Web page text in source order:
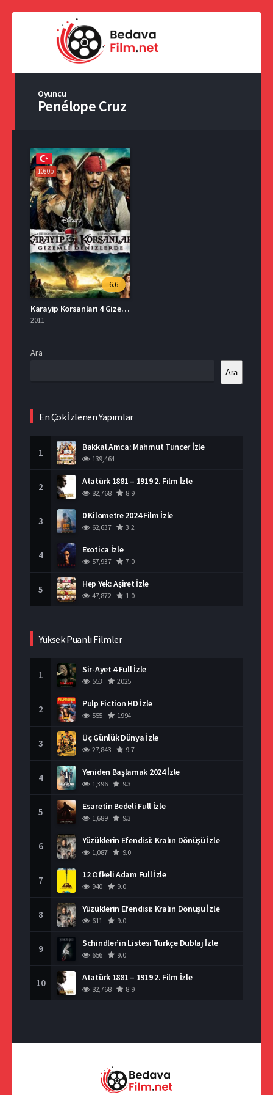
Oyuncu
Penélope Cruz
1080p
6.6
Karayip Korsanları 4 Gizemli Denizlerde İzle
2011
Ara
Ara
En Çok İzlenen Yapımlar
1 Bakkal Amca: Mahmut Tuncer İzle
139,464
2 Atatürk 1881 – 1919 2. Film İzle
82,768 8.9
3 0 Kilometre 2024 Film İzle
62,637 3.2
4 Exotica İzle
57,937 7.0
5 Hep Yek: Aşiret İzle
47,872 1.0
Yüksek Puanlı Filmler
1 Sir-Ayet 4 Full İzle
553 2025
2 Pulp Fiction HD İzle
555 1994
3 Üç Günlük Dünya İzle
27,843 9.7
4 Yeniden Başlamak 2024 İzle
1,396 9.3
5 Esaretin Bedeli Full İzle
1,689 9.3
6 Yüzüklerin Efendisi: Kralın Dönüşü İzle
1,087 9.0
7 12 Öfkeli Adam Full İzle
940 9.0
8 Yüzüklerin Efendisi: Kralın Dönüşü İzle
611 9.0
9 Schindler’in Listesi Türkçe Dublaj İzle
656 9.0
10 Atatürk 1881 – 1919 2. Film İzle
82,768 8.9